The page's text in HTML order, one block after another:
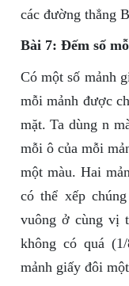
các đường thẳng
Bài 7: Đếm số
Có một số mảnh
mỗi mảnh được
mặt. Ta dùng n
mỗi ô của mỗi
một màu. Hai
có thể xếp
vuông ở cùng vị
không có quá
mảnh giấy đôi